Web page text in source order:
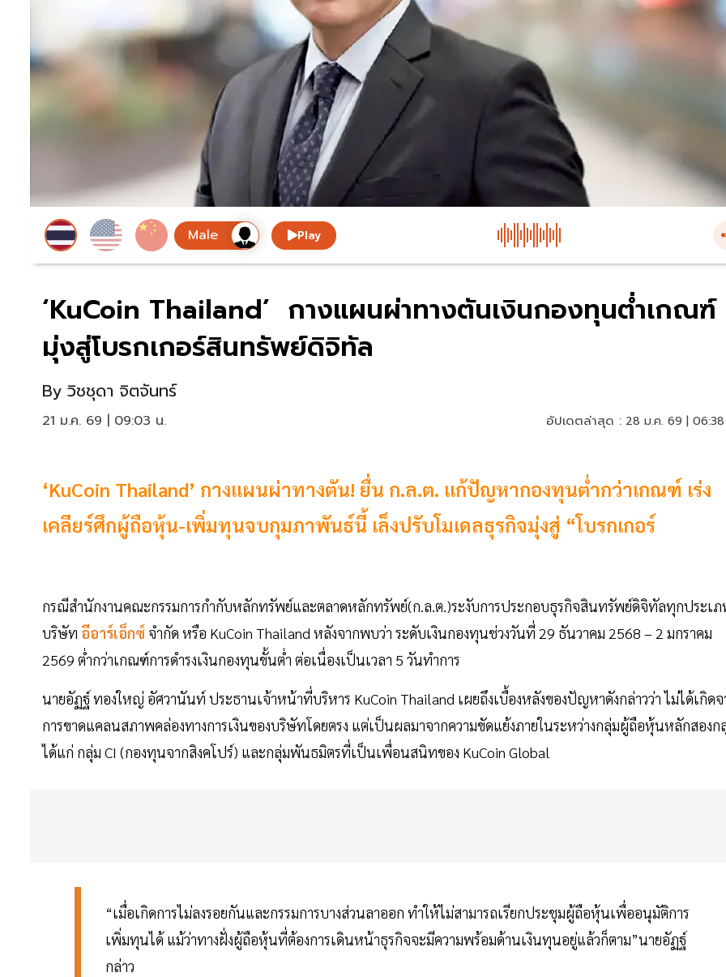
Play
‘KuCoin Thailand’ กางแผนผ่าทางตันเงินกองทุนต่ำเกณฑ์
มุ่งสู่โบรกเกอร์สินทรัพย์ดิจิทัล
By วิชชุดา จิตจันทร์
21 ม.ค. 69 | 09:03 น. อัปเดตล่าสุด : 28 ม.ค. 69 |
‘KuCoin Thailand’ กางแผนผ่าทางตัน! ยื่น ก.ล.ต. แก้ปัญหากองทุนต่ำกว่าเกณฑ์ เร่ง
เคลียร์ศึกผู้ถือหุ้น-เพิ่มทุนจบกุมภาพันธ์นี้ เล็งปรับโมเดลธุรกิจมุ่งสู่ “โบรกเกอร์
กรณีสำนักงานคณะกรรมการกำกับหลักทรัพย์และตลาดหลักทรัพย์(ก.ล.ต.)ระงับการประกอบธุรกิจสินทรัพย์ดิจิทัลทุกประเ
บริษัท อีอาร์เอ็กซ์ จำกัด หรือ KuCoin Thailand หลังจากพบว่า ระดับเงินกองทุนช่วงวันที่ 29 ธันวาคม 2568 – 2 มกราคม
2569 ต่ำกว่าเกณฑ์การดำรงเงินกองทุนขั้นต่ำ ต่อเนื่องเป็นเวลา 5 วันทำการ
นายอัฏฐ์ ทองใหญ่ อัศวานันท์ ประธานเจ้าหน้าที่บริหาร KuCoin Thailand เผยถึงเบื้องหลังของปัญหาดังกล่าวว่า ไม่ได้เกิด
การขาดแคลนสภาพคล่องทางการเงินของบริษัทโดยตรง แต่เป็นผลมาจากความขัดแย้งภายในระหว่างกลุ่มผู้ถือหุ้นหลักสองก
ได้แก่ กลุ่ม CI (กองทุนจากสิงคโปร์) และกลุ่มพันธมิตรที่เป็นเพื่อนสนิทของ KuCoin Global
“เมื่อเกิดการไม่ลงรอยกันและกรรมการบางส่วนลาออก ทำให้ไม่สามารถเรียกประชุมผู้ถือหุ้นเพื่ออนุมัติการ
เพิ่มทุนได้ แม้ว่าทางฝั่งผู้ถือหุ้นที่ต้องการเดินหน้าธุรกิจจะมีความพร้อมด้านเงินทุนอยู่แล้วก็ตาม”นายอัฏฐ์
กล่าว